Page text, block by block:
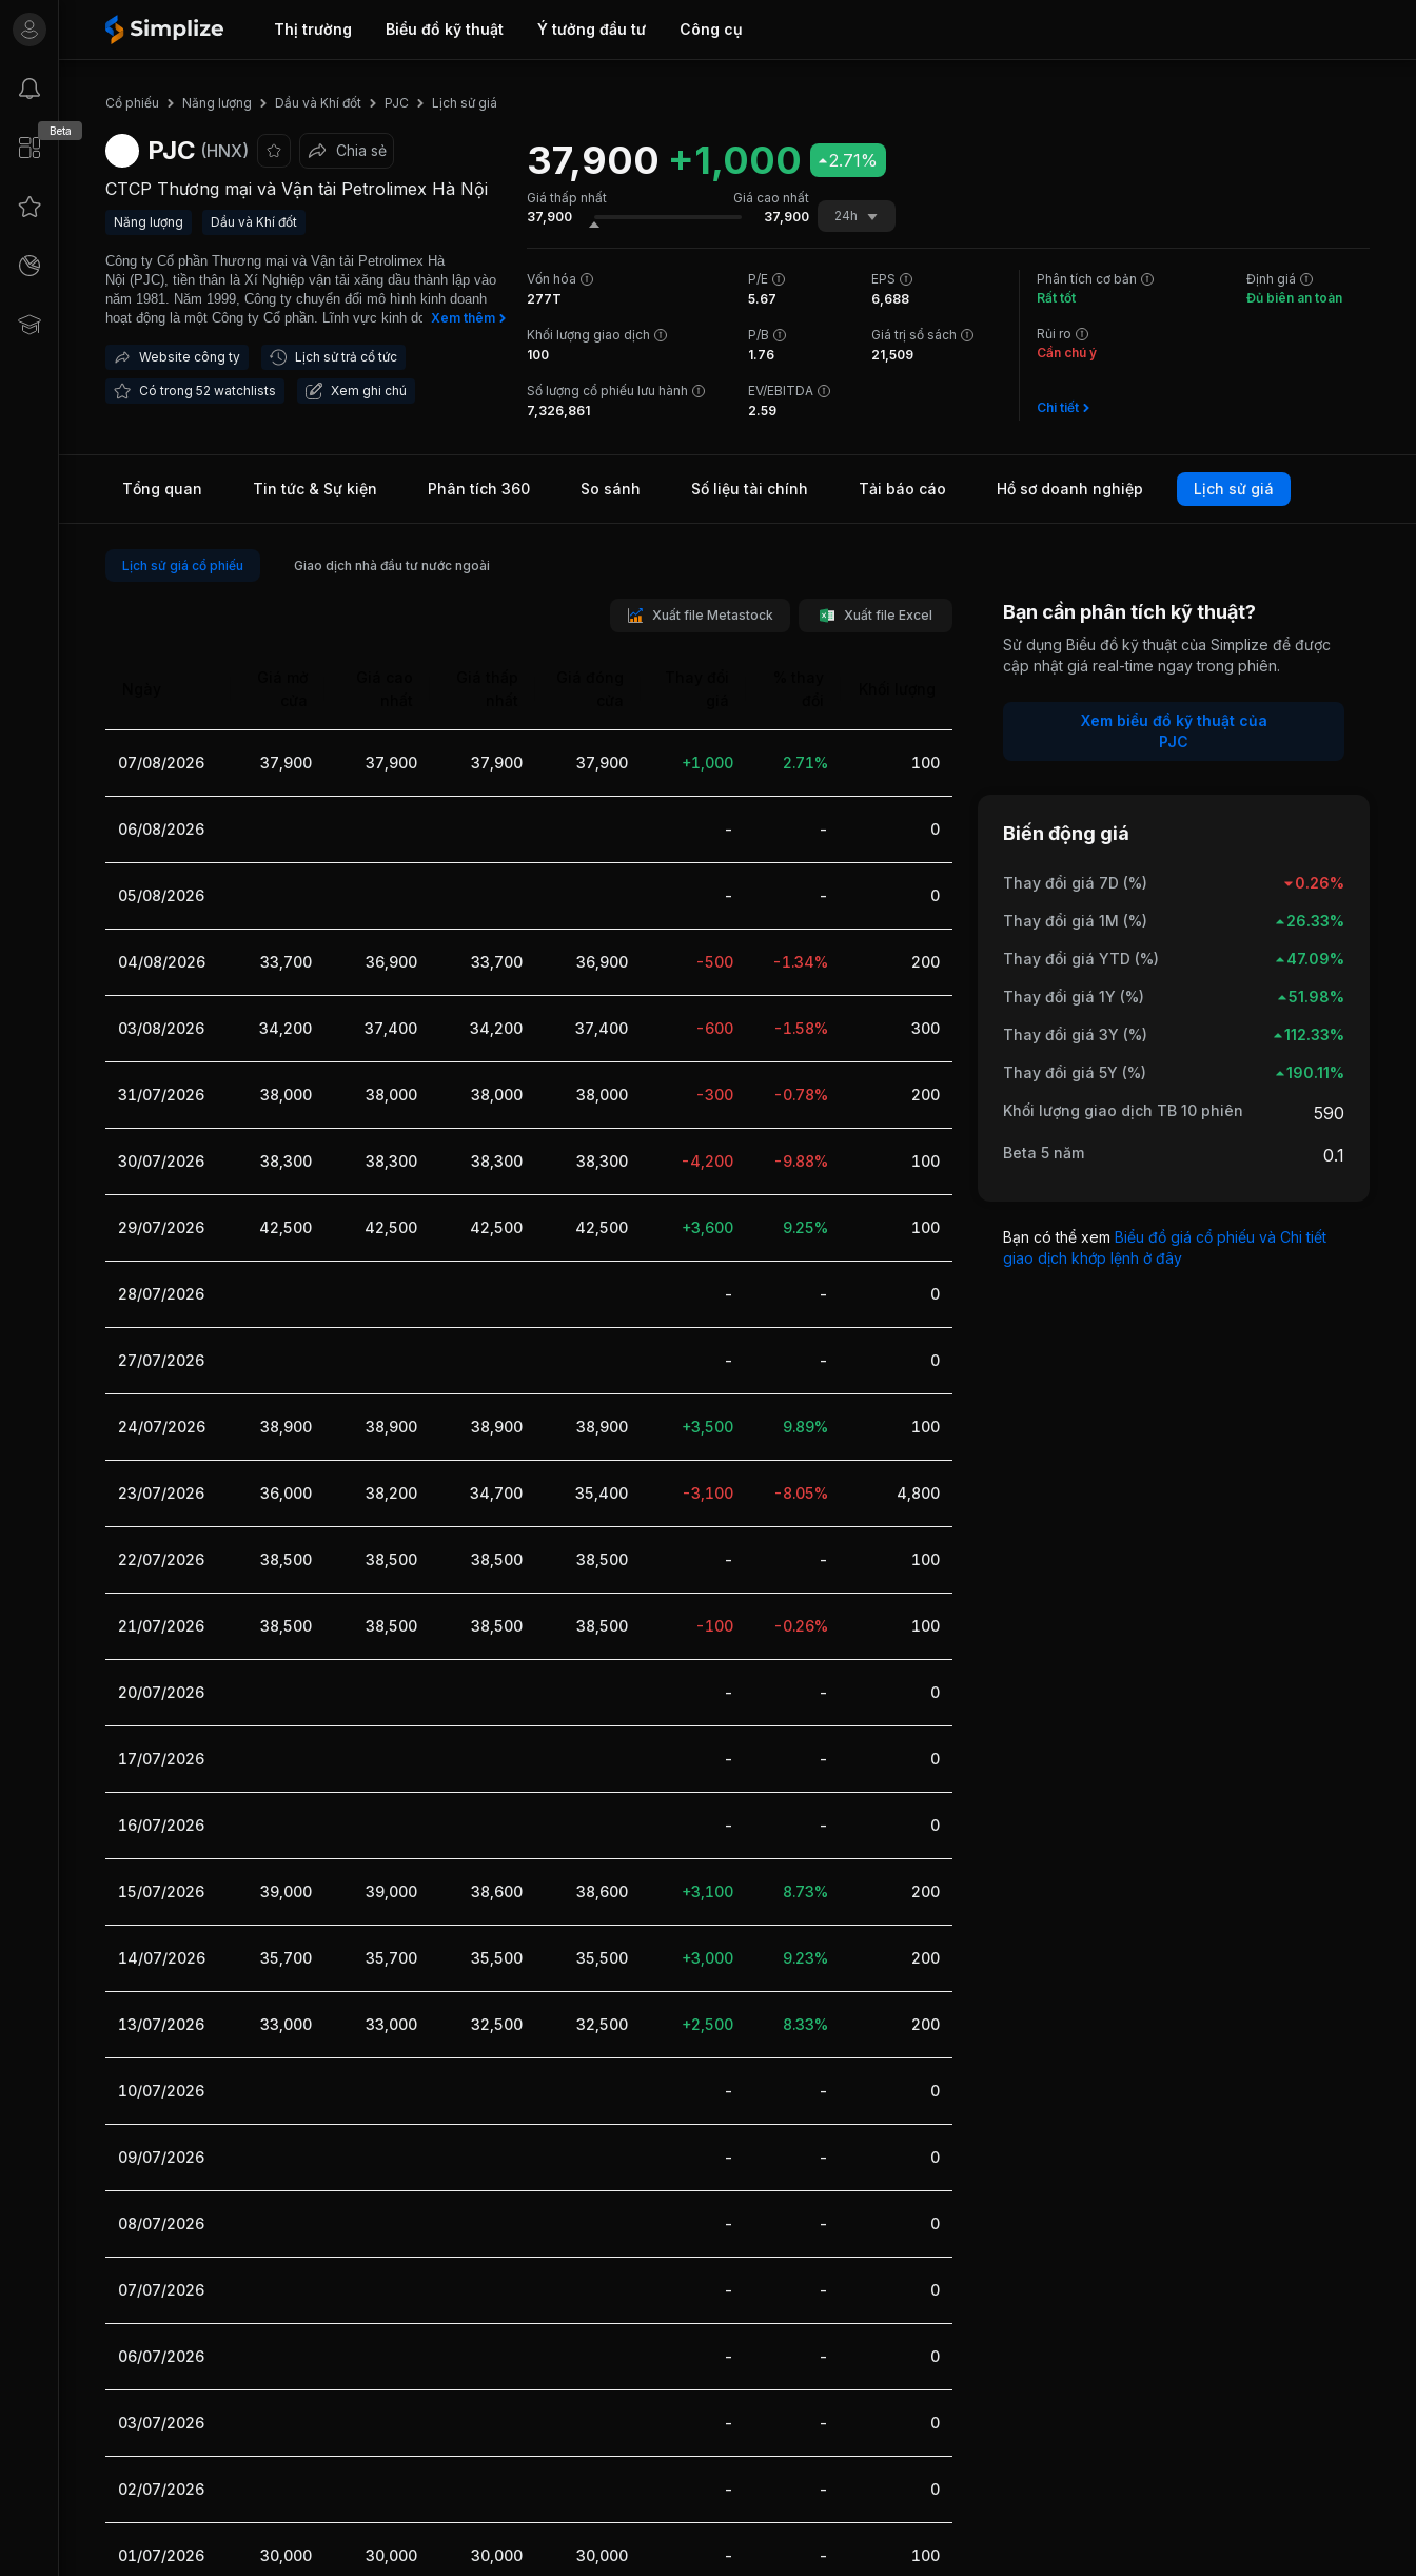
Thị trường Biểu đồ kỹ thuật Ý tưởng đầu tư Công cụ
Beta
Cổ phiếu Năng lượng Dầu và Khí đốt PJC Lịch sử giá
PJC (HNX) Chia sẻ
CTCP Thương mại và Vận tải Petrolimex Hà Nội
Năng lượng Dầu và Khí đốt
Công ty Cổ phần Thương mại và Vận tải Petrolimex Hà
Nội (PJC), tiền thân là Xí Nghiệp vận tải xăng dầu thành lập vào
năm 1981. Năm 1999, Công ty chuyển đổi mô hình kinh doanh
hoạt động là một Công ty Cổ phần. Lĩnh vực kinh doanh chính là
dầu cho Công ty Xăng dầu Khu vực I, Tổng Công ty Xăng dầu
ty đang chiếm khoảng 75% sản lượng vận tải xăng dầu của cả
đang hoạt động kinh doanh vận tải xăng dầu trực thuộc Tổng
chiếm lĩnh thị trường miền Bắc là Petajico Ha Nội), PTS Hà Tây
Petrolimex. Ngày 25/12/2006, PJC chính thức giao dịch trên Sở
Xem thêm
Website công ty Lịch sử trả cổ tức
Có trong 52 watchlists Xem ghi chú
37,900 +1,000 2.71%
Giá thấp nhất
Giá cao nhất
37,900
37,900 24h
Vốn hóa
277T
P/E
5.67
EPS
6,688
Khối lượng giao dịch
100
P/B
1.76
Giá trị sổ sách
21,509
Số lượng cổ phiếu lưu hành
7,326,861
EV/EBITDA
2.59
Phân tích cơ bản
Rất tốt
Rủi ro
Cần chú ý
Chi tiết
Định giá
Đủ biên an toàn
Tổng quan Tin tức & Sự kiện Phân tích 360 So sánh Số liệu tài chính Tải báo cáo Hồ sơ doanh nghiệp Lịch sử giá
Lịch sử giá cổ phiếu Giao dịch nhà đầu tư nước ngoài
Xuất file Metastock Xuất file Excel
07/08/2026 37,900 37,900 37,900 37,900 +1,000 2.71% 100
06/08/2026 - - 0
05/08/2026 - - 0
04/08/2026 33,700 36,900 33,700 36,900 -500 -1.34% 200
03/08/2026 34,200 37,400 34,200 37,400 -600 -1.58% 300
31/07/2026 38,000 38,000 38,000 38,000 -300 -0.78% 200
30/07/2026 38,300 38,300 38,300 38,300 -4,200 -9.88% 100
29/07/2026 42,500 42,500 42,500 42,500 +3,600 9.25% 100
28/07/2026 - - 0
27/07/2026 - - 0
24/07/2026 38,900 38,900 38,900 38,900 +3,500 9.89% 100
23/07/2026 36,000 38,200 34,700 35,400 -3,100 -8.05% 4,800
22/07/2026 38,500 38,500 38,500 38,500 - - 100
21/07/2026 38,500 38,500 38,500 38,500 -100 -0.26% 100
20/07/2026 - - 0
17/07/2026 - - 0
16/07/2026 - - 0
15/07/2026 39,000 39,000 38,600 38,600 +3,100 8.73% 200
14/07/2026 35,700 35,700 35,500 35,500 +3,000 9.23% 200
13/07/2026 33,000 33,000 32,500 32,500 +2,500 8.33% 200
10/07/2026 - - 0
09/07/2026 - - 0
08/07/2026 - - 0
07/07/2026 - - 0
06/07/2026 - - 0
03/07/2026 - - 0
02/07/2026 - - 0
01/07/2026 30,000 30,000 30,000 30,000 - - 100
Bạn cần phân tích kỹ thuật?
Sử dụng Biểu đồ kỹ thuật của Simplize để được
cập nhật giá real-time ngay trong phiên.
Xem biểu đồ kỹ thuật của
PJC
Biến động giá
Thay đổi giá 7D (%) 0.26%
Thay đổi giá 1M (%) 26.33%
Thay đổi giá YTD (%) 47.09%
Thay đổi giá 1Y (%) 51.98%
Thay đổi giá 3Y (%) 112.33%
Thay đổi giá 5Y (%) 190.11%
Khối lượng giao dịch TB 10 phiên 590
Beta 5 năm 0.1
Bạn có thể xem Biểu đồ giá cổ phiếu và Chi tiết
giao dịch khớp lệnh ở đây